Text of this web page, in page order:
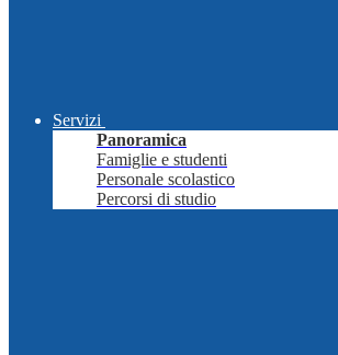
Servizi
Panoramica
Famiglie e studenti
Personale scolastico
Percorsi di studio